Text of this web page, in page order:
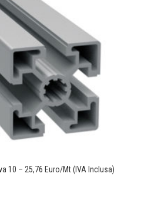
10 – 25,76 Euro/Mt (IVA Inclusa)